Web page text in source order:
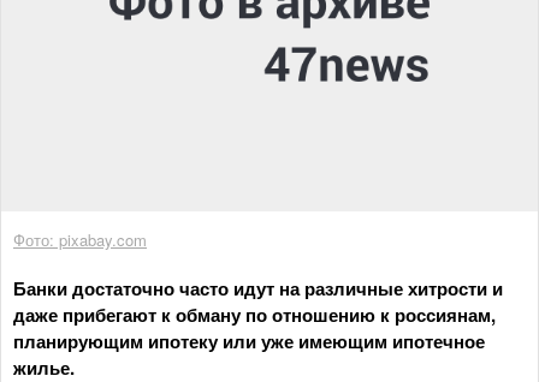
Фото: pixabay.com
Банки достаточно часто идут на различные хитрости и
даже прибегают к обману по отношению к россиянам,
планирующим ипотеку или уже имеющим ипотечное
жилье.